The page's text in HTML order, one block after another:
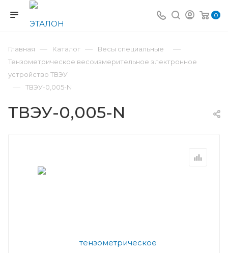
0
Главная — Каталог — Весы специальные —
Тензометрическое весоизмерительное электронное
устройство ТВЭУ
— ТВЭУ-0,005-N
ТВЭУ-0,005-N